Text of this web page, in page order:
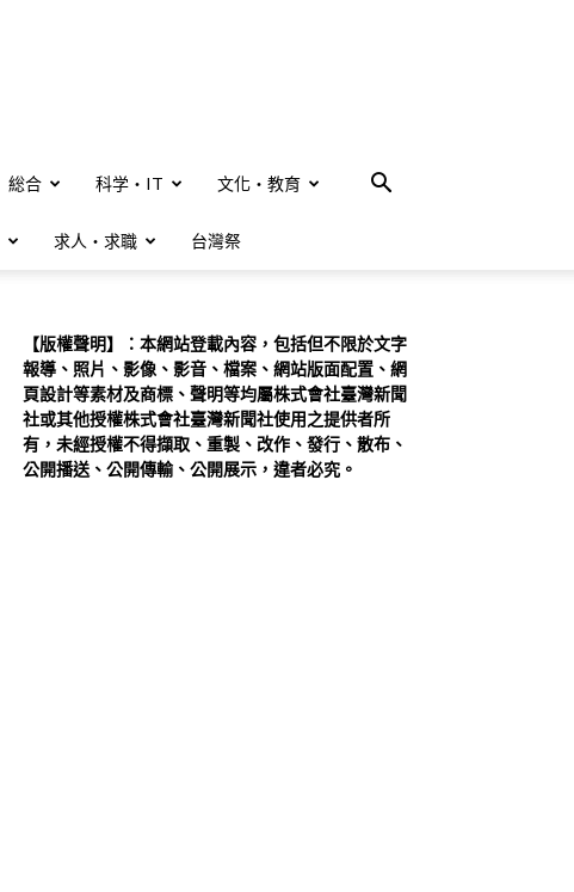
総合 科学・IT 文化・教育
求人・求職 台灣祭
【版權聲明】：本網站登載內容，包括但不限於文字
報導、照片、影像、影音、檔案、網站版面配置、網
頁設計等素材及商標、聲明等均屬株式會社臺灣新聞
社或其他授權株式會社臺灣新聞社使用之提供者所
有，未經授權不得擷取、重製、改作、發行、散布、
公開播送、公開傳輸、公開展示，違者必究。